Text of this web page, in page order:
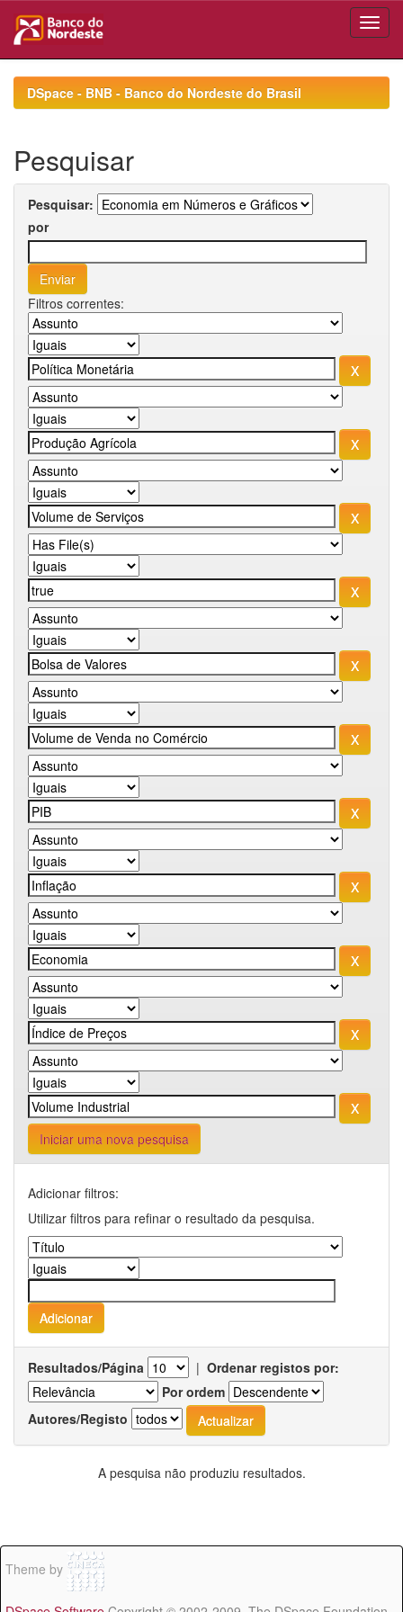
navigationDSpace - BNB - Banco do Nordeste do Brasil
Pesquisar
Pesquisar:
por
Filtros correntes:
Iniciar uma nova pesquisa
Adicionar filtros:
Utilizar filtros para refinar o resultado da pesquisa.
Resultados/Página | Ordenar registos por:
Por ordem
Autores/Registo
A pesquisa não produziu resultados.
Theme by